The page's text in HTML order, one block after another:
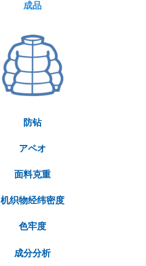
成品
防钻
アペオ
面料克重
机织物经纬密度
色牢度
成分分析